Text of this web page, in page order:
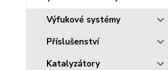
Výfukové systémy
Příslušenství
Katalyzátory